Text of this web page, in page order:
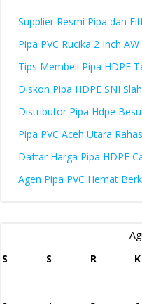
Supplier Resmi Pipa dan
Pipa PVC Rucika 2 Inch
Tips Membeli Pipa HDPE
Diskon Pipa HDPE SNI
Distributor Pipa Hdpe
Pipa PVC Aceh Utara
Daftar Harga Pipa HDPE
Agen Pipa PVC Hemat
S
S R K